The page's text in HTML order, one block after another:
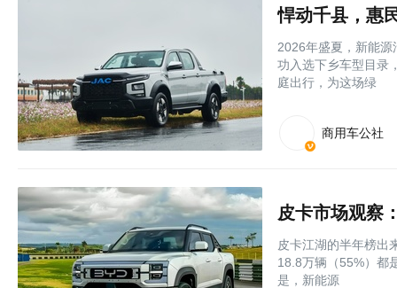
悍动千县，惠
2026年盛夏，新能
功入选下乡车型目录
庭出行，为这场绿
商用车公社
皮卡市场观察
皮卡江湖的半年榜出
18.8万辆（55%）都
是，新能源